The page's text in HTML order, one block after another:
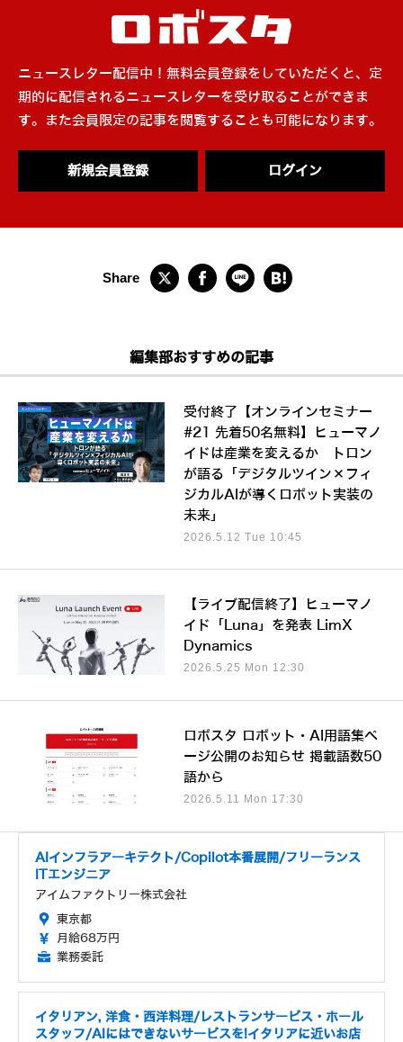
ニュースレター配信中！無料会員登録をしていただくと、定
期的に配信されるニュースレターを受け取ることができま
す。また会員限定の記事を閲覧することも可能になります。
新規会員登録 ログイン
編集部おすすめの記事
受付終了【オンラインセミナー
#21 先着50名無料】ヒューマノ
イドは産業を変えるか トロン
が語る「デジタルツイン×フィ
ジカルAIが導くロボット実装の
未来」
2026.5.12 Tue 10:45
【ライブ配信終了】ヒューマノ
イド「Luna」を発表 LimX
Dynamics
2026.5.25 Mon 12:30
ロボスタ ロボット・AI用語集ペ
ージ公開のお知らせ 掲載語数50
語から
2026.5.11 Mon 17:30
AIインフラアーキテクト/Copilot本番展開/フリーランス
ITエンジニア
アイムファクトリー株式会社
東京都
月給68万円
業務委託
イタリアン, 洋食・西洋料理/レストランサービス・ホール
スタッフ/AIにはできないサービスを!イタリアに近いお店